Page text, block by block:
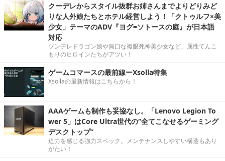
クーデレからスタイル抜群お姉さんまでよりどりみど
りな人外娘たちとホテル経営しよう！「クトゥルフ×美
少女」テーマのADV『ヨグ=ソトースの庭』が日本語
対応
ツンデレドラゴン娘や無口な複眼死神美少女など、属性てんこ
もりのヒロインたちがアツい！
ゲームコマースの最前線ーXsolla特集
Xsollaの最新情報はこちらから！
AAAゲームも制作も妥協なし。「Lenovo Legion To
wer 5」はCore Ultra世代の“全てこなせるゲーミング
デスクトップ”
迫力を感じる強力スペック。メンテナンスしやすい構造もあり
がたい！